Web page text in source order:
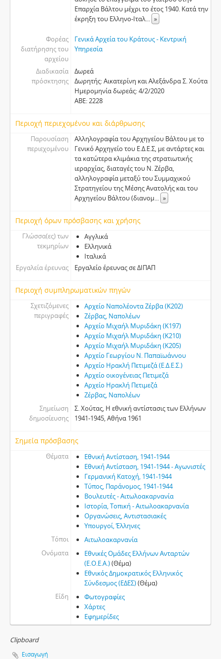
Επαρχία Βάλτου μέχρι το έτος 1940. Κατά την
έκρηξη του Ελληνο-Ιταλ... »
Φορέας
διατήρησης του
αρχείου
Γενικά Αρχεία του Κράτους - Κεντρική
Υπηρεσία
Διαδικασία
πρόσκτησης
Δωρεά
Δωρητής: Αικατερίνη και Αλεξάνδρα Σ. Χούτα
Ημερομηνία δωρεάς: 4/2/2020
ΑΒΕ: 2228
Περιοχή περιεχομένου και διάρθρωσης
Παρουσίαση
περιεχομένου
Αλληλογραφία του Αρχηγείου Βάλτου με το
Γενικό Αρχηγείο του Ε.Δ.Ε.Σ, με αντάρτες και
τα κατώτερα κλιμάκια της στρατιωτικής
ιεραρχίας, διαταγές του Ν. Ζέρβα,
αλληλογραφία μεταξύ του Συμμαχικού
Στρατηγείου της Μέσης Ανατολής και του
Αρχηγείου Βάλτου (διανομ... »
Περιοχή όρων πρόσβασης και χρήσης
Γλώσσα(ες) των
τεκμηρίων
Αγγλικά
Ελληνικά
Ιταλικά
Εργαλεία έρευνας
Εργαλείο έρευνας σε ΔΙΠΑΠ
Περιοχή συμπληρωματικών πηγών
Σχετιζόμενες
περιγραφές
Αρχείο Ναπολέοντα Ζέρβα (Κ202)
Ζέρβας, Ναπολέων
Αρχείο Μιχαήλ Μυριδάκη (Κ197)
Αρχείο Μιχαήλ Μυριδάκη (Κ210)
Αρχείο Μιχαήλ Μυριδάκη (Κ205)
Αρχείο Γεωργίου Ν. Παπαϊωάννου
Αρχείο Ηρακλή Πετιμεζά (Ε.Δ.Ε.Σ.)
Αρχείο οικογένειας Πετιμεζά
Αρχείο Ηρακλή Πετιμεζά
Ζέρβας, Ναπολέων
Σημείωση
δημοσίευσης
Σ. Χούτας, Η εθνική αντίστασις των Ελλήνων
1941-1945, Αθήνα 1961
Σημεία πρόσβασης
Θέματα
Εθνική Αντίσταση, 1941-1944
Εθνική Αντίσταση, 1941-1944 - Αγωνιστές
Γερμανική Κατοχή, 1941-1944
Τύπος, Παράνομος, 1941-1944
Βουλευτές - Αιτωλοακαρνανία
Ιστορία, Τοπική - Αιτωλοακαρνανία
Οργανώσεις, Αντιστασιακές
Υπουργοί, Έλληνες
Τόποι
Αιτωλοακαρνανία
Ονόματα
Εθνικές Ομάδες Ελλήνων Ανταρτών
(Ε.Ο.Ε.Α.)(Θέμα)
Εθνικός Δημοκρατικός Ελληνικός
Σύνδεσμος (ΕΔΕΣ)(Θέμα)
Είδη
Φωτογραφίες
Χάρτες
Εφημερίδες
Clipboard
Εισαγωγή